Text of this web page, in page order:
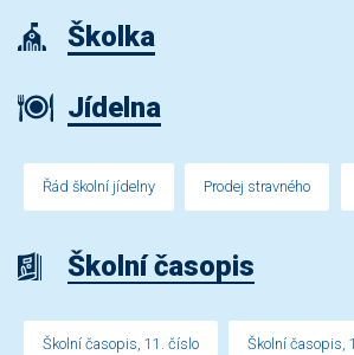
Školka
Jídelna
Řád školní jídelny Prodej stravného
Školní časopis
Školní časopis, 11. číslo Školní časopis,